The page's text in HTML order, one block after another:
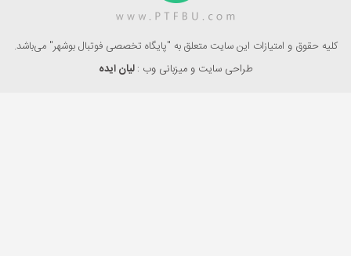
کلیه حقوق و امتیازات این سایت متعلق به "پایگاه تخصصی فوتبال بوشهر" می‌باشد.
طراحی سایت و میزبانی وب :لیان ایده